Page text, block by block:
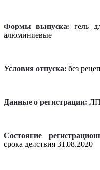
Формы выпуска: гель
алюминиевые
Условия отпуска: без
Данные о регистрации:
Состояние
срока действия 31.08.2020